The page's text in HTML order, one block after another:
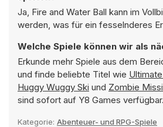
Ja, Fire and Water Ball kann im
werden, was für ein fesselnderes
Welche Spiele können wir als
Erkunde mehr Spiele aus dem
und finde beliebte Titel wie
Huggy Wuggy Ski und Zombie
sind sofort auf Y8 Games verfügbar.
Kategorie: Abenteuer- und RPG-Spiele